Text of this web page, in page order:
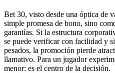
Bet 30, visto desde una óptica de
simple promesa de bono, sino
garantías. Si la estructura
se puede verificar con facilidad y
pesados, la promoción pierde
llamativo. Para un jugador
menor: es el centro de la decisión.